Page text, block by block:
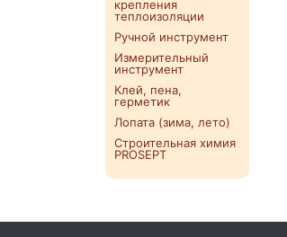
крепления
теплоизоляции
Ручной инструмент
Измерительный
инструмент
Клей, пена,
герметик
Лопата (зима, лето)
Строительная химия
PROSEPT